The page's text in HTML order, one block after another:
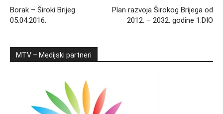
Borak – Široki Brijeg
05.04.2016.
Plan razvoja Širokog Brijega od
2012. – 2032. godine 1.DIO
MTV – Medijski partneri